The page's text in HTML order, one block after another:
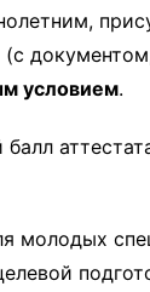
(с
условием.
молодых